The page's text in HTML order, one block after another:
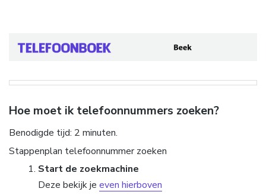
Hoe moet ik telefoonnummers zoeken?
Benodigde tijd: 2 minuten.
Stappenplan telefoonnummer zoeken
Start de zoekmachine
Deze bekijk je even hierboven